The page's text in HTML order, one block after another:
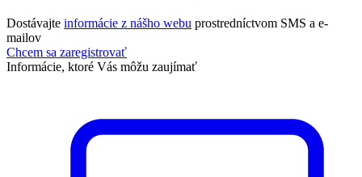
Dostávajte informácie z nášho webu prostredníctvom SMS a e-
mailov
Chcem sa zaregistrovať
Informácie, ktoré Vás môžu zaujímať